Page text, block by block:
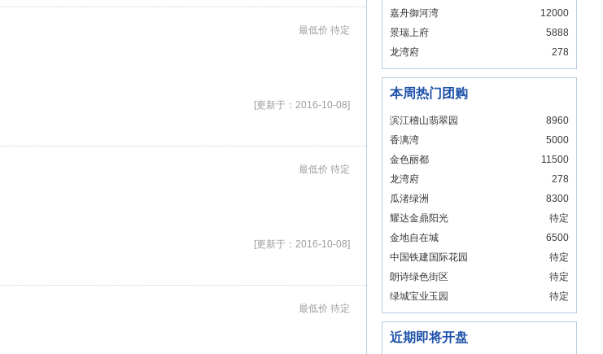
最低价 待定
[更新于：2016-10-08]
最低价 待定
[更新于：2016-10-08]
最低价 待定
嘉舟御河湾
12000
景瑞上府
5888
龙湾府
278
本周热门团购
滨江稽山翡翠园
8960
香漓湾
5000
金色丽都
11500
龙湾府
278
瓜渚绿洲
8300
耀达金鼎阳光
待定
金地自在城
6500
中国铁建国际花园
待定
朗诗绿色街区
待定
绿城宝业玉园
待定
近期即将开盘